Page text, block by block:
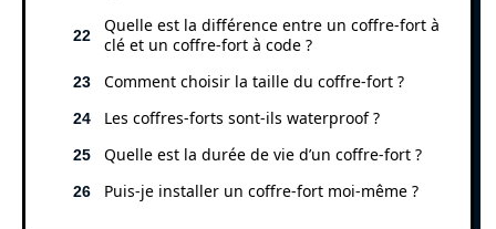
Quelle est la différence entre un coffre-fort à
clé et un coffre-fort à code ?
Comment choisir la taille du coffre-fort ?
Les coffres-forts sont-ils waterproof ?
Quelle est la durée de vie d’un coffre-fort ?
Puis-je installer un coffre-fort moi-même ?